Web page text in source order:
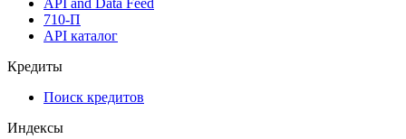
710-П
API каталог
Кредиты
Поиск кредитов
Индексы